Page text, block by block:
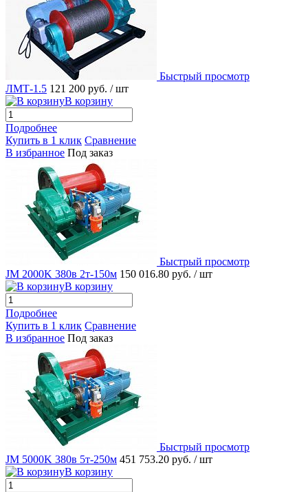
Быстрый просмотр
ЛМТ-1.5 121 200 руб. / шт
В корзину
Подробнее
Купить в 1 клик Сравнение
В избранное Под заказ
Быстрый просмотр
JM 2000K 380в 2т-150м 150 016.80 руб. / шт
В корзину
Подробнее
Купить в 1 клик Сравнение
В избранное Под заказ
Быстрый просмотр
JM 5000K 380в 5т-250м 451 753.20 руб. / шт
В корзину